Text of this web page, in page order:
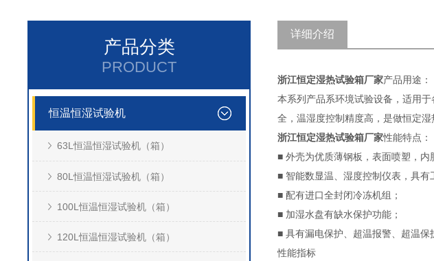
产品分类
PRODUCT
恒温恒湿试验机
63L恒温恒湿试验机（箱）
80L恒温恒湿试验机（箱）
100L恒温恒湿试验机（箱）
120L恒温恒湿试验机（箱）
详细介绍
浙江恒定湿热试验箱厂家产品用途：
本系列产品系环境试验设备，适用
全，温湿度控制精度高，是做恒定
浙江恒定湿热试验箱厂家性能特点：
■ 外壳为优质薄钢板，表面喷塑，内
■ 智能数显温、湿度控制仪表，具有
■ 配有进口全封闭冷冻机组；
■ 加湿水盘有缺水保护功能；
■ 具有漏电保护、超温报警、超温保
性能指标